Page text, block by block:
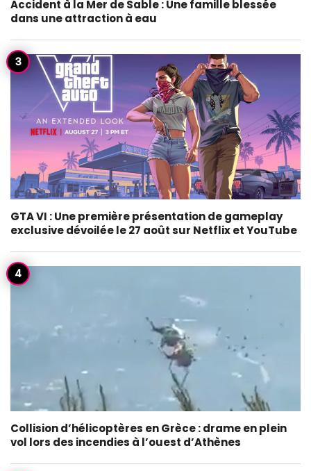
Accident à la Mer de Sable : Une famille blessée
dans une attraction à eau
GTA VI : Une première présentation de gameplay
exclusive dévoilée le 27 août sur Netflix et YouTube
Collision d’hélicoptères en Grèce : drame en plein
vol lors des incendies à l’ouest d’Athènes